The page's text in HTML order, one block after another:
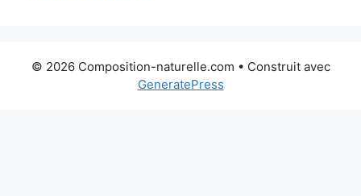
© 2026 Composition-naturelle.com • Construit avec
GeneratePress